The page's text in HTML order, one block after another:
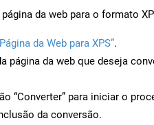
da web para o formato
da Web para XPS”.
página da web que deseja
“Converter” para iniciar o
da conversão.